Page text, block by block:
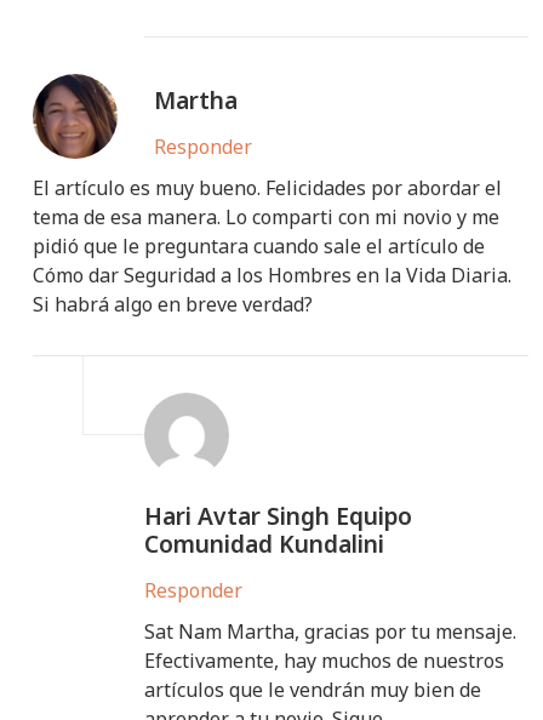
Martha
Responder
El artículo es muy bueno. Felicidades por abordar el
tema de esa manera. Lo comparti con mi novio y me
pidió que le preguntara cuando sale el artículo de
Cómo dar Seguridad a los Hombres en la Vida Diaria.
Si habrá algo en breve verdad?
Hari Avtar Singh Equipo
Comunidad Kundalini
Responder
Sat Nam Martha, gracias por tu mensaje.
Efectivamente, hay muchos de nuestros
artículos que le vendrán muy bien de